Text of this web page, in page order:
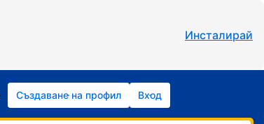
Инсталирай
Създаване на профил Вход